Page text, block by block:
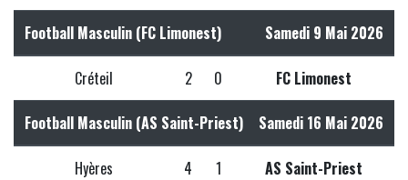
Football Masculin (FC Limonest) Samedi 9 Mai 2026
Créteil 2 0 FC Limonest
Football Masculin (AS Saint-Priest) Samedi 16 Mai 2026
Hyères 4 1 AS Saint-Priest